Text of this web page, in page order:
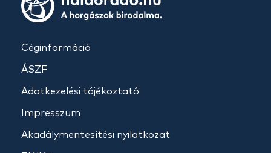
Céginformáció
ÁSZF
Adatkezelési tájékoztató
Impresszum
Akadálymentesítési nyilatkozat